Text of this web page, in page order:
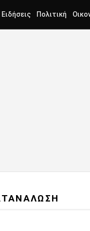
Ειδήσεις Πολιτική